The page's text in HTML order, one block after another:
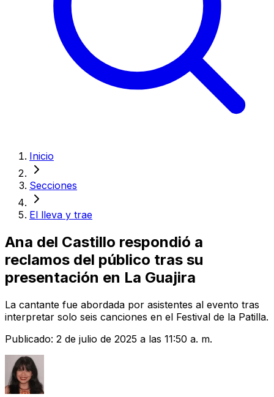
Inicio
Secciones
El lleva y trae
Ana del Castillo respondió a
reclamos del público tras su
presentación en La Guajira
La cantante fue abordada por asistentes al evento tras
interpretar solo seis canciones en el Festival de la Patilla.
Publicado: 2 de julio de 2025 a las 11:50 a. m.